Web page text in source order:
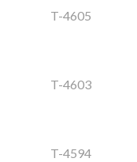
T-4605
T-4603
T-4594